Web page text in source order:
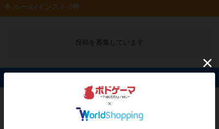
ルール/インスト 0件
投稿を募集しています
投稿を募集しています